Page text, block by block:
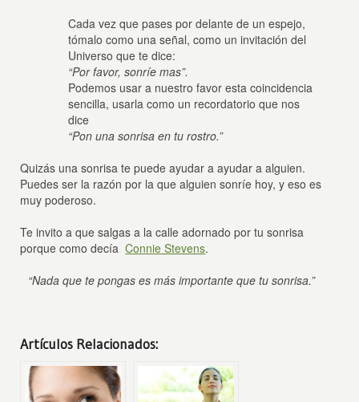
Cada vez que pases por delante de un espejo,
tómalo como una señal, como un invitación del
Universo que te dice:
“Por favor, sonríe mas”.
Podemos usar a nuestro favor esta coincidencia
sencilla, usarla como un recordatorio que nos
dice
“Pon una sonrisa en tu rostro.”
Quizás una sonrisa te puede ayudar a ayudar a alguien.
Puedes ser la razón por la que alguien sonríe hoy, y eso es
muy poderoso.
Te invito a que salgas a la calle adornado por tu sonrisa
porque como decíaConnie Stevens.
“Nada que te pongas es más importante que tu sonrisa.”
Artículos Relacionados: